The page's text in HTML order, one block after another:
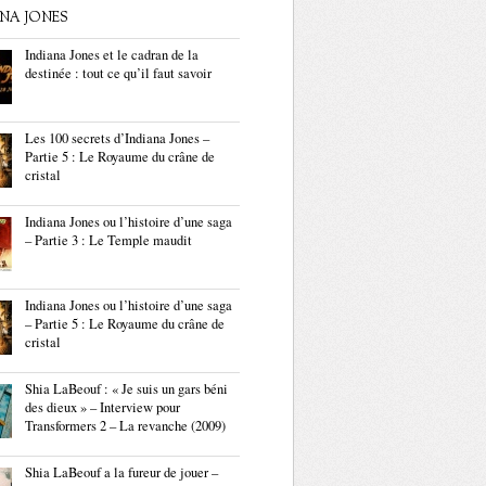
JONES
Indiana Jones et le cadran de la
destinée : tout ce qu’il faut savoir
Les 100 secrets d’Indiana Jones –
Partie 5 : Le Royaume du crâne de
cristal
Indiana Jones ou l’histoire d’une saga
– Partie 3 : Le Temple maudit
Indiana Jones ou l’histoire d’une saga
– Partie 5 : Le Royaume du crâne de
cristal
Shia LaBeouf : « Je suis un gars béni
des dieux » – Interview pour
Transformers 2 – La revanche (2009)
Shia LaBeouf a la fureur de jouer –